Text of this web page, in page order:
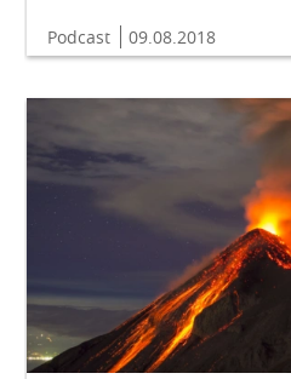
Podcast 09.08.2018